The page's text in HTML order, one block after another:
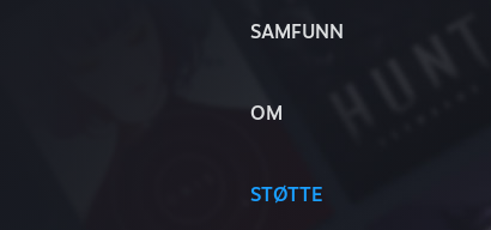
SAMFUNN
OM
STØTTE